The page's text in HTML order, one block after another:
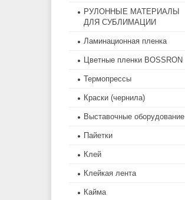
РУЛОННЫЕ МАТЕРИАЛЫ
ДЛЯ СУБЛИМАЦИИ
Ламинационная пленка
Цветные пленки BOSSRON
Термопрессы
Краски (чернила)
Выставочные оборудование
Пайетки
Клей
Клейкая лента
Кайма